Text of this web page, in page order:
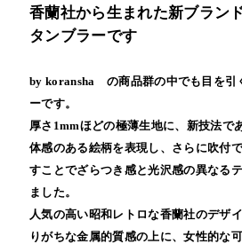
香蘭社から生まれた新ブラン
タンブラーです
by koransha の商品群の中でも目を引
ーです。
厚さ1mmほどの極薄生地に、新技法で
体感のある絵柄を表現し、さらに吹付
すことでざらつき感と光沢感の異なる
ました。
人気の高い昭和レトロな香蘭社のデザ
りがちな金属的質感の上に、女性的な